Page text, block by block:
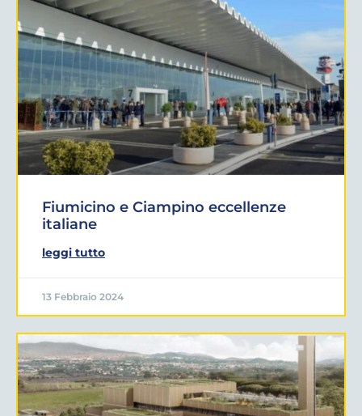
Fiumicino e Ciampino eccellenze
italiane
leggi tutto
13 Febbraio 2024